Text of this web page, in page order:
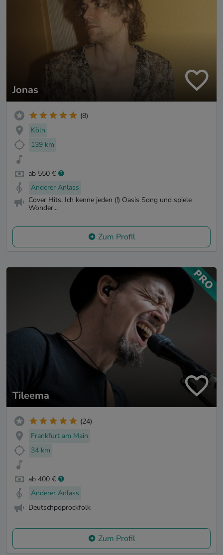
Jonas
(8)
Köln
139 km
ab 550 €
Anderer Anlass
Cover Hits. Ich kenne jeden (!) Oasis Song und spiele
Wonder...
Zum Profil
Tileema
(24)
Frankfurt am Main
34 km
ab 400 €
Anderer Anlass
Deutschpoprockfolk
Zum Profil